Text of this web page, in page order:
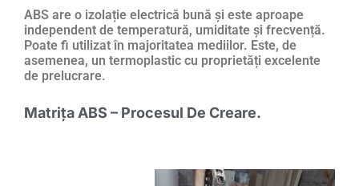
ABS are o izolație electrică bună și este aproape
independent de temperatură, umiditate și frecvență.
Poate fi utilizat în majoritatea mediilor. Este, de
asemenea, un termoplastic cu proprietăți excelente
de prelucrare.
Matrița ABS – Procesul De Creare.